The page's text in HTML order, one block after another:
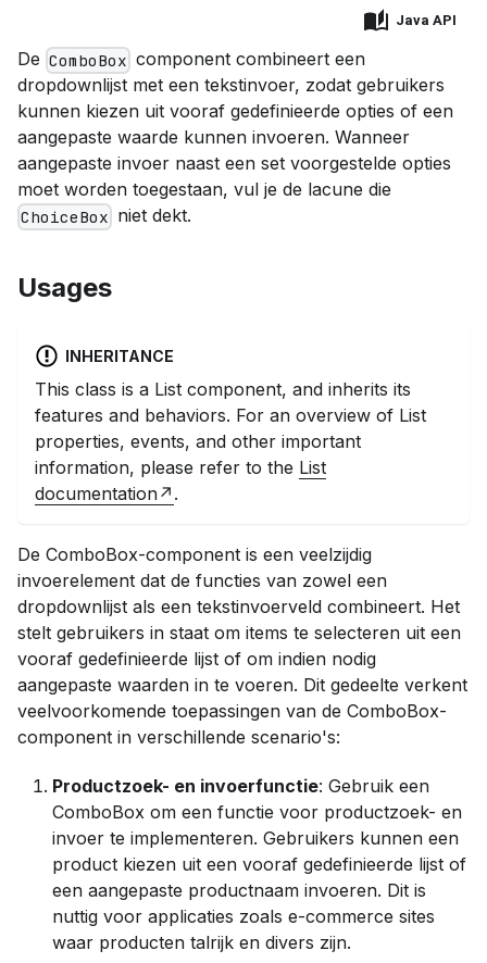
Java API
De ComboBox component combineert een
dropdownlijst met een tekstinvoer, zodat gebruikers
kunnen kiezen uit vooraf gedefinieerde opties of een
aangepaste waarde kunnen invoeren. Wanneer
aangepaste invoer naast een set voorgestelde opties
moet worden toegestaan, vul je de lacune die
ChoiceBox niet dekt.
Usages
INHERITANCE
This class is a List component, and inherits its
features and behaviors. For an overview of List
properties, events, and other important
information, please refer to the List
documentation
.
De ComboBox-component is een veelzijdig
invoerelement dat de functies van zowel een
dropdownlijst als een tekstinvoerveld combineert. Het
stelt gebruikers in staat om items te selecteren uit een
vooraf gedefinieerde lijst of om indien nodig
aangepaste waarden in te voeren. Dit gedeelte verkent
veelvoorkomende toepassingen van de ComboBox-
component in verschillende scenario's:
Productzoek- en invoerfunctie: Gebruik een
ComboBox om een functie voor productzoek- en
invoer te implementeren. Gebruikers kunnen een
product kiezen uit een vooraf gedefinieerde lijst of
een aangepaste productnaam invoeren. Dit is
nuttig voor applicaties zoals e-commerce sites
waar producten talrijk en divers zijn.